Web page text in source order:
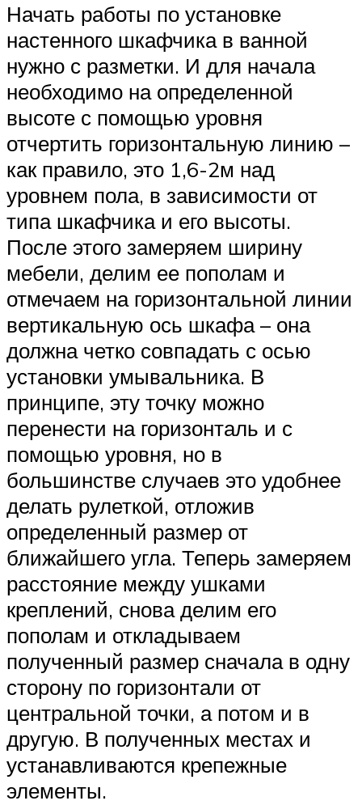
Начать работы по установке
настенного шкафчика в ванной
нужно с разметки. И для начала
необходимо на определенной
высоте с помощью уровня
отчертить горизонтальную линию –
как правило, это 1,6-2м над
уровнем пола, в зависимости от
типа шкафчика и его высоты.
После этого замеряем ширину
мебели, делим ее пополам и
отмечаем на горизонтальной линии
вертикальную ось шкафа – она
должна четко совпадать с осью
установки умывальника. В
принципе, эту точку можно
перенести на горизонталь и с
помощью уровня, но в
большинстве случаев это удобнее
делать рулеткой, отложив
определенный размер от
ближайшего угла. Теперь замеряем
расстояние между ушками
креплений, снова делим его
пополам и откладываем
полученный размер сначала в одну
сторону по горизонтали от
центральной точки, а потом и в
другую. В полученных местах и
устанавливаются крепежные
элементы.